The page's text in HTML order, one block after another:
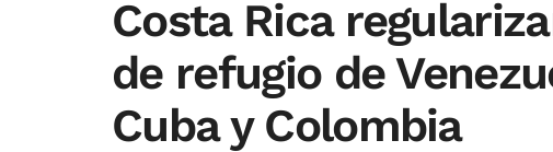
Costa Rica
de refugio de
Cuba y Colombia